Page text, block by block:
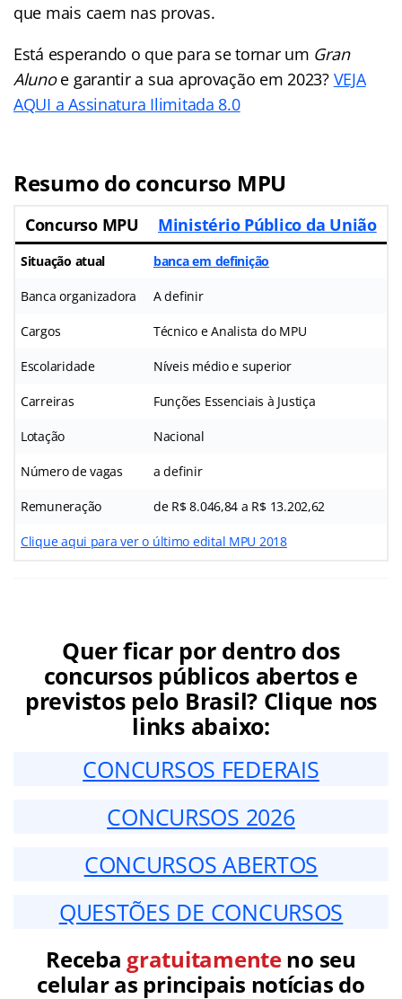
que mais caem nas provas.
Está esperando o que para se tornar um Gran
Alunoe garantir a sua aprovação em 2023? VEJA
AQUI a Assinatura Ilimitada 8.0
Resumo do concurso MPU
Concurso MPU Ministério Público da União
Situação atual banca em definição
Banca organizadora A definir
Cargos Técnico e Analista do MPU
Escolaridade Níveis médio e superior
Carreiras Funções Essenciais à Justiça
Lotação Nacional
Número de vagas a definir
Remuneração de R$ 8.046,84 a R$ 13.202,62
Clique aqui para ver o último edital MPU 2018
Quer ficar por dentro dos
concursos públicos abertos e
previstos pelo Brasil? Clique nos
links abaixo:
CONCURSOS FEDERAIS
CONCURSOS 2026
CONCURSOS ABERTOS
QUESTÕES DE CONCURSOS
Receba gratuitamenteno seu
celular as principais notícias do